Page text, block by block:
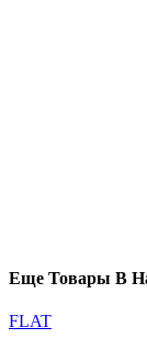
Еще Товары В
FLAT